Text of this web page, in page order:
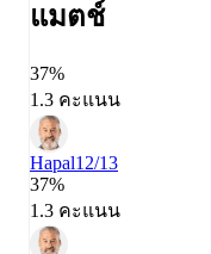
แมตช์
37%
1.3 คะแนน
Hapal12/13
37%
1.3 คะแนน